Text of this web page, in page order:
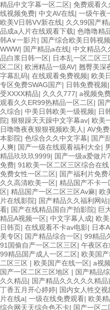
精品中文字幕一区二区| 免费观看久
线视频免费| 中文AV在线| 一级午夜
欧美V日韩VV新在线| 久久99国产精
品成a人片在线观看下载| 色噜噜精
韩A∨一影片| 国产综合欧美日韩视
WWW| 国产精品a在线| 中文精品久
品白浆日韩一区| 日本乱一区二区三
区二区| 欧洲精品一级AV| 翘臀美深
字幕乱码| 在线观看免费视频| 欧美
专区免费SWAG国产| 日韩免费视频|
受XXXX精品| 久久久777| a视频免
观看久久ER99热精品一区二区| 国
久综合| 中美日韩欧美一级视频| 日
院| 狠狠躁天天躁中文字幕av| 欧美
日噜噜夜夜狠狠视频欧美人 | AV免
本影院| 色综合久久中文字幕| 国产
人爽| 国产一级在线观看福利大全|
精品玖玖玖9999| 国产一级a爱做片
免费| 91欧美一区二区三区综合在线
免费女性一区二区| 国产福利片免费
久久高清欧美一区| 精品国产不卡一
区| 精品国产一区二区三区Av麻| 欧
片在线影院| 国产精品久久福利网站|
看| 国产在线精品国自产拍影院| 巨
精品A视频一区| 中文字幕人成| 欧
日韩页| 在线观看不卡av电影| 日本
美专区| 国产精品综合一区| 99精品
91国偷自产一区二区三区| 午夜区
99精品国产成人一区二区| 欧美国
二区三区 | 欧美国产在线一区| a视
国产一区二区三区地区 | 国产精品
久久精品| 国产精品久久久久久精品
丁香五月开心婷婷| 国内女人牲交视
片在线a| 一级在线免费观看| 欧美
综合网天天综合色不卡| 国产一区